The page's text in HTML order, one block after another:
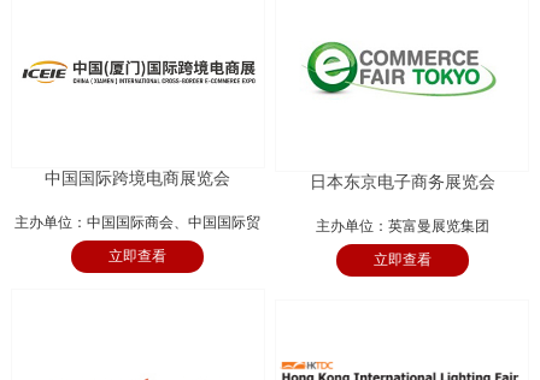
中国国际跨境电商展览会
主办单位：中国国际商会、中国国际贸
易促进委员会厦门市委员会、厦门国际
立即查看
日本东京电子商务展览会
主办单位：英富曼展览集团
立即查看